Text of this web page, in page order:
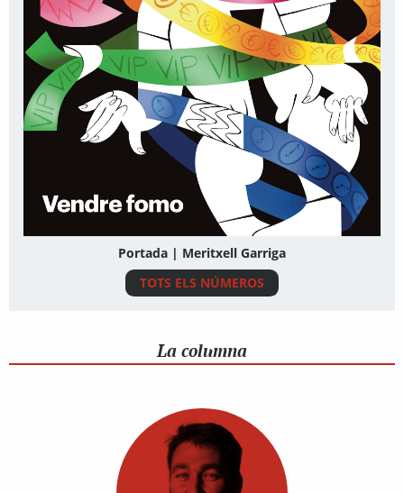
Portada | Meritxell Garriga
TOTS ELS NÚMEROS
La columna